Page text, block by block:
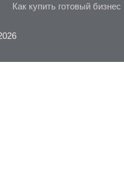
Как купить готовый бизнес